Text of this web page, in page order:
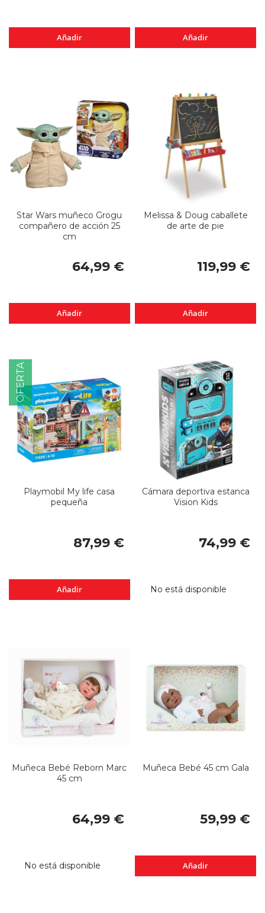
Añadir Añadir
Star Wars muñeco Grogu
compañero de acción 25
cm
64,99 €
Añadir
Melissa & Doug caballete
de arte de pie
119,99 €
Añadir
OFERTA
Playmobil My life casa
pequeña
87,99 €
Añadir
Cámara deportiva estanca
Vision Kids
74,99 €
No está disponible
Muñeca Bebé Reborn Marc
45 cm
64,99 €
No está disponible
Muñeca Bebé 45 cm Gala
59,99 €
Añadir